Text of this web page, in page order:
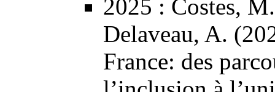
2025 : Costes,
Delaveau, A.
France: des